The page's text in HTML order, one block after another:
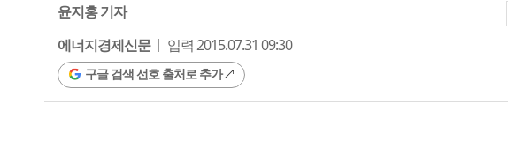
윤지홍 기자
에너지경제신문
입력 2015.07.31 09:30
구글 검색 선호 출처로 추가